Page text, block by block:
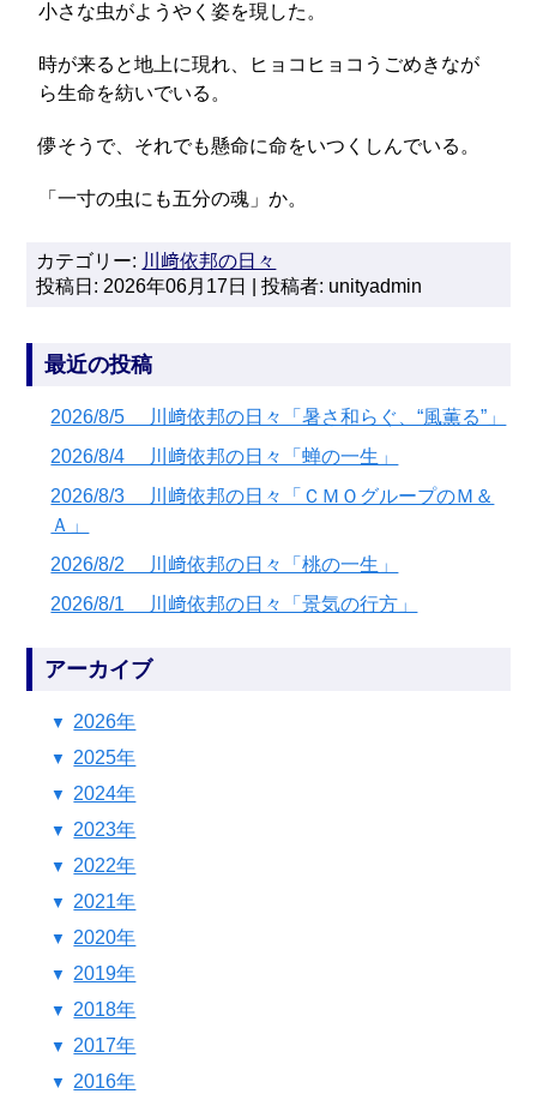
小さな虫がようやく姿を現した。
時が来ると地上に現れ、ヒョコヒョコうごめきなが
ら生命を紡いでいる。
儚そうで、それでも懸命に命をいつくしんでいる。
「一寸の虫にも五分の魂」か。
カテゴリー: 川﨑依邦の日々
投稿日: 2026年06月17日 | 投稿者: unityadmin
最近の投稿
2026/8/5 川﨑依邦の日々「暑さ和らぐ、“風薫る”」
2026/8/4 川﨑依邦の日々「蝉の一生」
2026/8/3 川﨑依邦の日々「ＣＭＯグループのＭ＆
Ａ」
2026/8/2 川﨑依邦の日々「桃の一生」
2026/8/1 川﨑依邦の日々「景気の行方」
アーカイブ
2026年
2025年
2024年
2023年
2022年
2021年
2020年
2019年
2018年
2017年
2016年